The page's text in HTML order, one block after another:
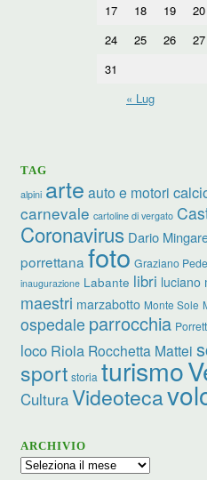
17
18 19 20
24
25 26 27
31
« Lug
TAG
alpini arte auto e motori
carnevale cartoline di vergato
Coronavirus Dario
porrettana foto Graziano
inaugurazione Labante libri luciano
maestri marzabotto Monte Sole
ospedale parrocchia
loco Riola Rocchetta Mattei
sport storia turismo
CulturaVideoteca
ARCHIVIO
Archivio